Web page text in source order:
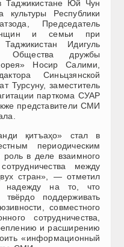
Таджикистане Юй Чун
Республики
Председатель
и семьи при
Идигуль
Общества дружбы
Носир Салими,
Синьцзянской
Турсуну, заместитель
парткома СУАР
представители СМИ
қитъаҳо» стал в
периодическим
в деле взаимного
между
стран», — отметил
на то, что
поддерживать
совместного
сотрудничества,
и расширению
«информационный